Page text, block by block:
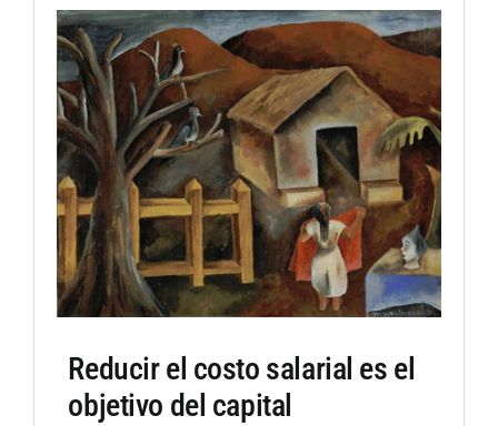
Artículos por autor
Artículos por sección
Reducir el costo salarial es el
objetivo del capital